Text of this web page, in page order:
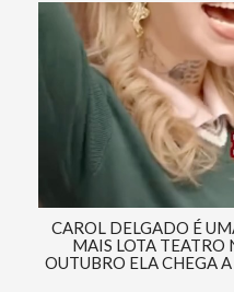
CAROL DELGADO É
MAIS LOTA TEATRO
OUTUBRO ELA CHEGA